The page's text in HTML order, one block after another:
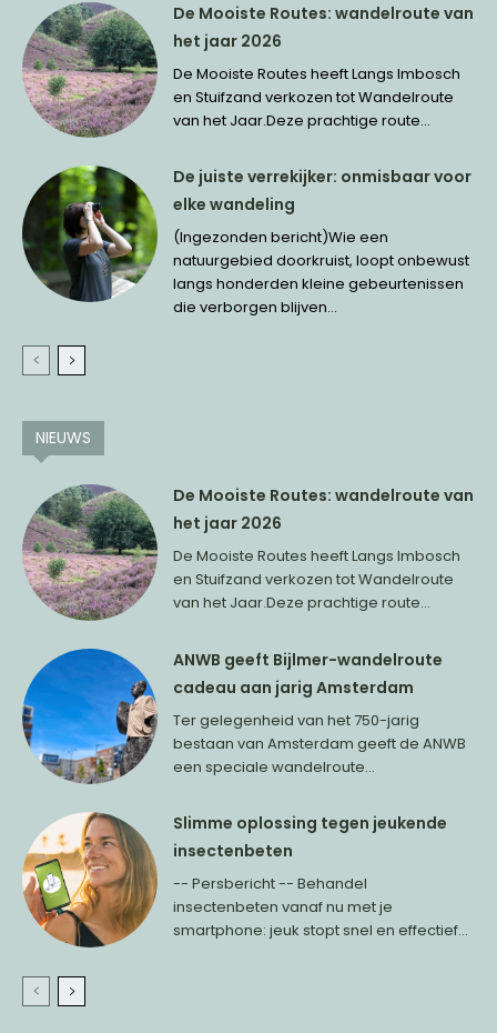
De Mooiste Routes: wandelroute van
het jaar 2026
De Mooiste Routes heeft Langs Imbosch
en Stuifzand verkozen tot Wandelroute
van het Jaar.Deze prachtige route...
De juiste verrekijker: onmisbaar voor
elke wandeling
(Ingezonden bericht)Wie een
natuurgebied doorkruist, loopt onbewust
langs honderden kleine gebeurtenissen
die verborgen blijven...
NIEUWS
De Mooiste Routes: wandelroute van
het jaar 2026
De Mooiste Routes heeft Langs Imbosch
en Stuifzand verkozen tot Wandelroute
van het Jaar.Deze prachtige route...
ANWB geeft Bijlmer-wandelroute
cadeau aan jarig Amsterdam
Ter gelegenheid van het 750-jarig
bestaan van Amsterdam geeft de ANWB
een speciale wandelroute...
Slimme oplossing tegen jeukende
insectenbeten
-- Persbericht -- Behandel
insectenbeten vanaf nu met je
smartphone: jeuk stopt snel en effectief...